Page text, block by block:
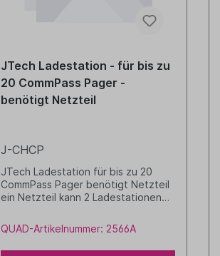
JTech Ladestation - für bis zu
20 CommPass Pager -
benötigt Netzteil
J-CHCP
JTech Ladestation für bis zu 20
CommPass Pager benötigt Netzteil
ein Netzteil kann 2 Ladestationen
QUAD-Artikelnummer: 2566A